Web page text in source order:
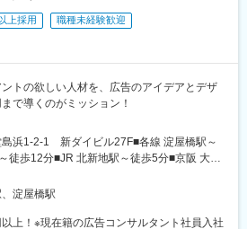
上採用
職種未経験歓迎
トの欲しい人材を、広告のアイデアとデザ
で導くのがミッション！
島浜1-2-1 新ダイビル27F■各線 淀屋橋駅～
徒歩12分■JR 北新地駅～徒歩5分■京阪 大江
鉄 西梅田駅～徒歩6分※転勤なし
淀屋橋駅
上！※現在籍の広告コンサルタント社員入社